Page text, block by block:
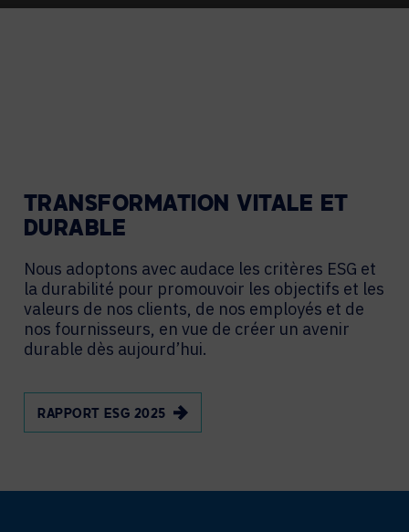
TRANSFORMATION VITALE ET
DURABLE
Nous adoptons avec audace les critères ESG et
la durabilité pour promouvoir les objectifs et les
valeurs de nos clients, de nos employés et de
nos fournisseurs, en vue de créer un avenir
durable dès aujourd’hui.
RAPPORT ESG 2025